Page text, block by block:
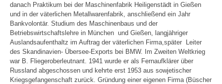
danach Praktikum bei der Maschinenfabrik Heiligenstädt in Gießen
und in der väterlichen Metallwarenfabrik, anschließend ein Jahr
Bankvolontär. Studium des Maschinenbaus und der
Betriebswirtschaftslehre in München und Gießen, langjähriger
Auslandsaufenthaltz im Auftrag der väterlichen Firma,später Leiter
des Skandinavien- Übersee-Exports bei BMW. Im Zweiten Weltkrieg
war B. Fliegeroberleutnant. 1941 wurde er als Fernaufklärer über
Russland abgeschossen und kehrte erst 1953 aus sowjetischer
Kriegsgefangenschaft zurück. Gründung einer eigenen Firma (Büscher